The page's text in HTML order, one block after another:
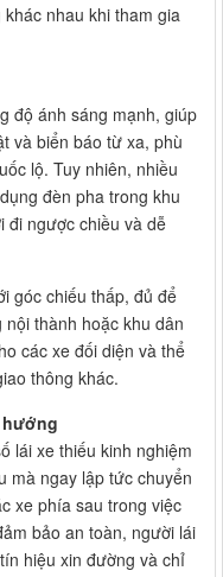
nhau khi tham gia
độ ánh sáng mạnh, giúp
và biển báo từ xa, phù
lộ. Tuy nhiên, nhiều
đèn pha trong khu
đi ngược chiều và dễ
góc chiếu thấp, đủ để
thành hoặc khu dân
các xe đối diện và thể
thông khác.
lái xe thiếu kinh nghiệm
mà ngay lập tức chuyển
xe phía sau trong việc
bảo an toàn, người lái
hiệu xin đường và chỉ